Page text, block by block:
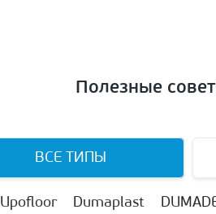
Полезные
ВСЕ ТИПЫ
Upofloor Dumaplast